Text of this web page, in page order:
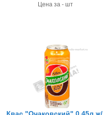
Цена за - шт